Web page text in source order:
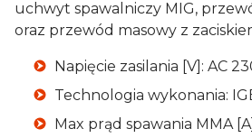
uchwyt spawalniczy MIG,
oraz przewód masowy z
Napięcie zasilania [V]: AC
Technologia wykonania:
Max prąd spawania MMA